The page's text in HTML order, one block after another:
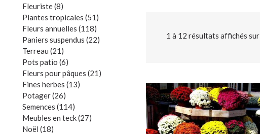
Fleuriste (8)
Plantes tropicales (51)
Fleurs annuelles (118)
Paniers suspendus (22)
Terreau (21)
Pots patio (6)
Fleurs pour pâques (21)
Fines herbes (13)
Potager (26)
Semences (114)
Meubles en teck (27)
Noël (18)
1 à 12 résultats affichés sur